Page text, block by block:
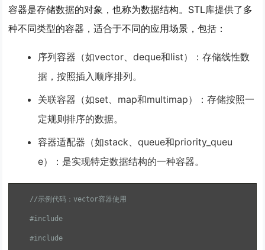
容器是存储数据的对象，也称为数据结构。STL库提供了多
种不同类型的容器，适合于不同的应用场景，包括：
序列容器（如vector、deque和list）：存储线性数
据，按照插入顺序排列。
关联容器（如set、map和multimap）：存储按照一
定规则排序的数据。
容器适配器（如stack、queue和priority_queu
e）：是实现特定数据结构的一种容器。
//示例代码：vector容器使用
#include
#include